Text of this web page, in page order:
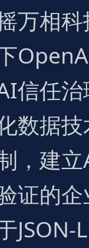
万相
信任
数据
，建
证的
JSON-